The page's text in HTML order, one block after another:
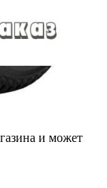
и может